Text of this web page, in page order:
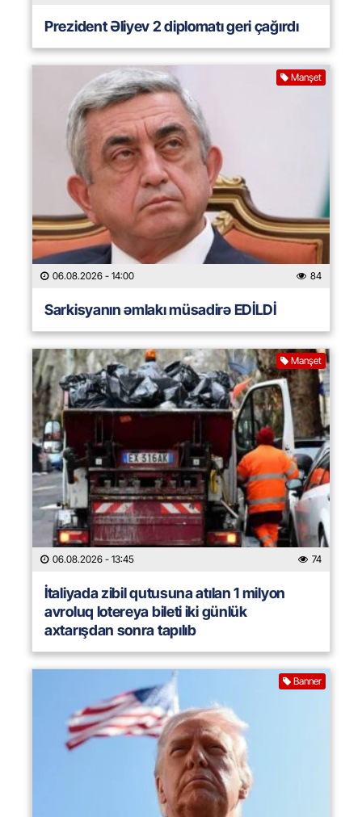
Prezident Əliyev 2 diplomatı geri çağırdı
Manşet
06.08.2026 - 14:00 84
Sarkisyanın əmlakı müsadirə EDİLDİ
Manşet
06.08.2026 - 13:45 74
İtaliyada zibil qutusuna atılan 1 milyon
avroluq lotereya bileti iki günlük
axtarışdan sonra tapılıb
Banner